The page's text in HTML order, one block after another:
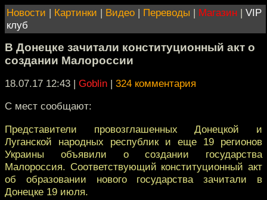
Новости | Картинки | Видео | Переводы | Магазин | VIP
клуб
В Донецке зачитали конституционный акт о
создании Малороссии
18.07.17 12:43 | Goblin | 324 комментария
С мест сообщают:
Представители провозглашенных Донецкой и
Луганской народных республик и еще 19 регионов
Украины объявили о создании государства
Малороссия. Соответствующий конституционный акт
об образовании нового государства зачитали в
Донецке 19 июля.